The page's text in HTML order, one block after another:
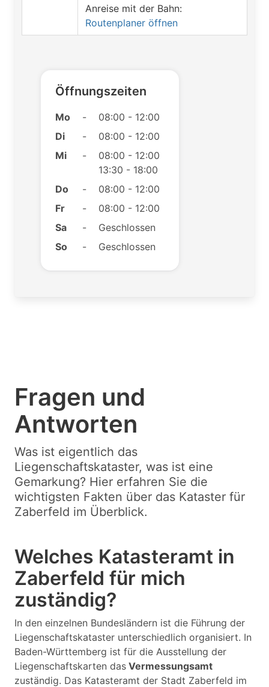
Anreise mit der Bahn:
Routenplaner öffnen
Öffnungszeiten
Mo -
08:00 - 12:00
Di
-
08:00 - 12:00
Mi
-
08:00 - 12:00
13:30 - 18:00
Do
-
08:00 - 12:00
Fr
-
08:00 - 12:00
Sa
-
Geschlossen
So
- Geschlossen
Fragen und
Antworten
Was ist eigentlich das
Liegenschaftskataster, was ist eine
Gemarkung? Hier erfahren Sie die
wichtigsten Fakten über das Kataster für
Zaberfeld im Überblick.
Welches Katasteramt in
Zaberfeld für mich
zuständig?
In den einzelnen Bundesländern ist die Führung der
Liegenschaftskataster unterschiedlich organisiert. In
Baden-Württemberg ist für die Ausstellung der
Liegenschaftskarten das Vermessungsamt
zuständig. Das Katasteramt der Stadt Zaberfeld im